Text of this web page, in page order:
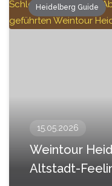
Heidelberg Guide
15.05.2026
Weintour
Altstadt-